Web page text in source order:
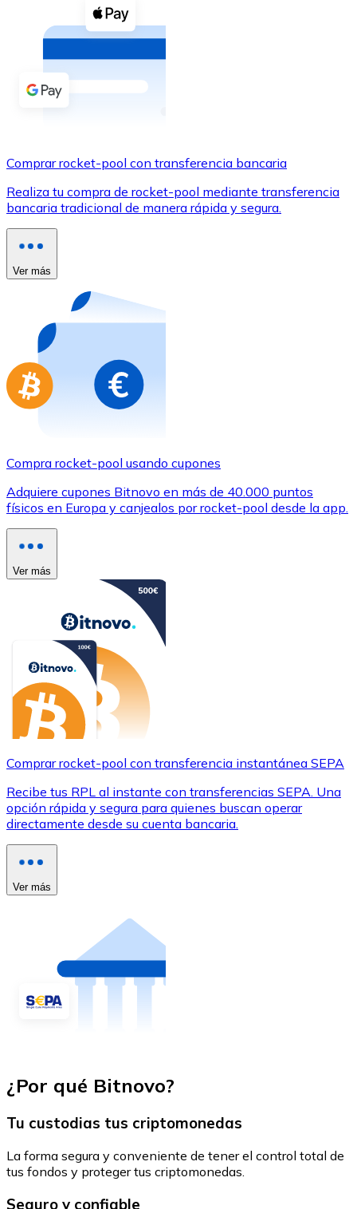
Compra criptomonedas con efectivo en tu tienda más
Comprar con efectivo
Transferencia SEPA
Utiliza tarjetas Visa y Mastercard para comprar
Comprar con tarjeta
Compra tarjetas regalo de tus marcas favoritas con
Ir a la tienda de tarjetas regalo
Comprar rocket-pool con transferencia bancaria
Realiza tu compra de rocket-pool mediante transferencia
bancaria tradicional de manera rápida y segura.
Ver más
Compra rocket-pool usando cupones
Adquiere cupones Bitnovo en más de 40.000 puntos
físicos en Europa y canjealos por rocket-pool desde la app.
Ver más
Comprar rocket-pool con transferencia instantánea SEPA
Recibe tus RPL al instante con transferencias SEPA. Una
opción rápida y segura para quienes buscan operar
directamente desde su cuenta bancaria.
Ver más
¿Por qué Bitnovo?
Tu custodias tus criptomonedas
La forma segura y conveniente de tener el control total de
tus fondos y proteger tus criptomonedas.
Seguro y confiable